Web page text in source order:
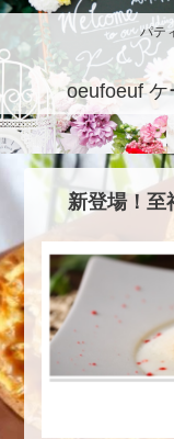
パテ
oeufoeuf ケ
新登場！至